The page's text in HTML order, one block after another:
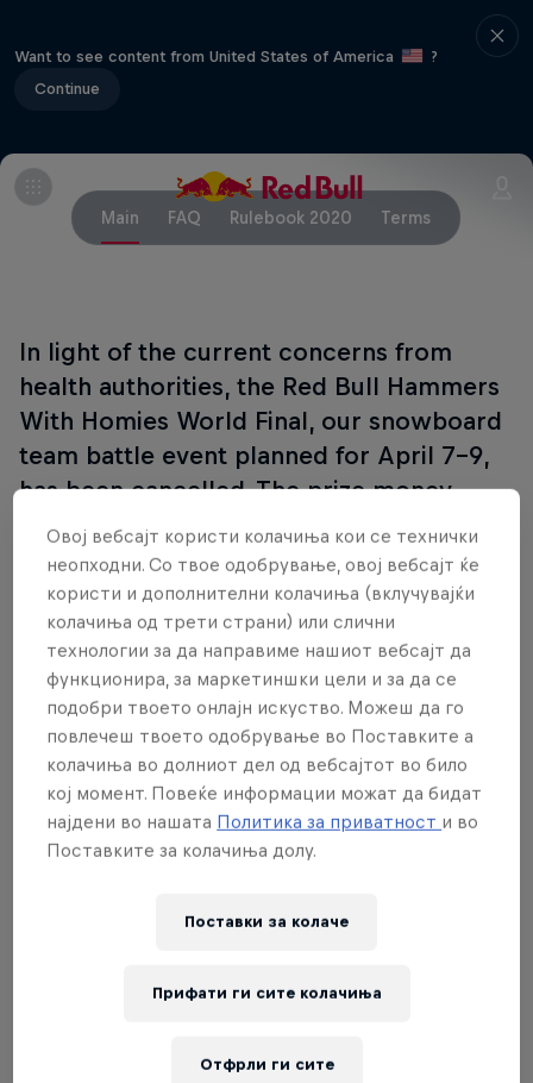
Want to see content from United States of America
?
Continue
Main FAQ Rulebook 2020 Terms
In light of the current concerns from
health authorities, the Red Bull Hammers
With Homies World Final, our snowboard
team battle event planned for April 7–9,
has been cancelled. The prize money
($10,000) will be split equally between
the winners of the national qualifiers in
Italy, Switzerland and Finland. We trust
that this decision will be understood and
respected by everyone.
Партнери
Овој вебсајт користи колачиња кои се технички
неопходни. Со твое одобрување, овој вебсајт ќе
користи и дополнителни колачиња (вклучувајќи
колачиња од трети страни) или слични
технологии за да направиме нашиот вебсајт да
функционира, за маркетиншки цели и за да се
подобри твоето онлајн искуство. Можеш да го
повлечеш твоето одобрување во Поставките а
колачиња во долниот дел од вебсајтот во било
кој момент. Повеќе информации можат да бидат
најдени во нашата Политика за приватност и во
Поставките за колачиња долу.
Поставки за колачe
Отфрли ги сите
Прифати ги сите колачиња